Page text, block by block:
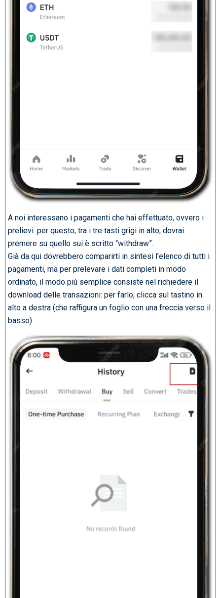
A noi interessano i pagamenti che hai effettuato, ovvero i
prelievi: per questo, tra i tre tasti grigi in alto, dovrai
premere su quello sui è scritto “withdraw”.
Già da qui dovrebbero comparirti in sintesi l’elenco di tutti i
pagamenti, ma per prelevare i dati completi in modo
ordinato, il modo più semplice consiste nel richiedere il
download delle transazioni: per farlo, clicca sul tastino in
alto a destra (che raffigura un foglio con una freccia verso il
basso).